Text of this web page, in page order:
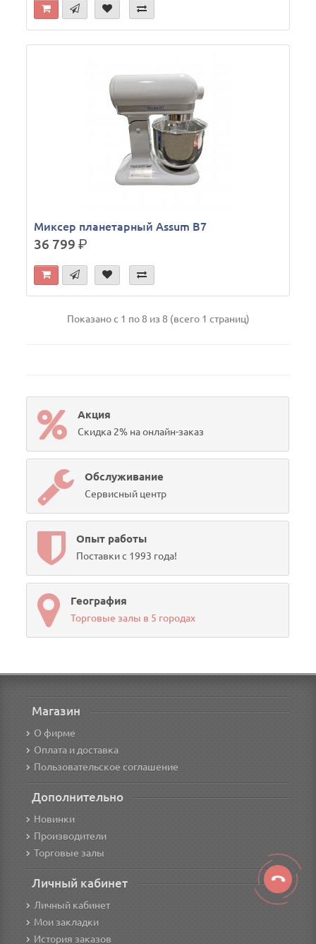
Миксер планетарный Assum B7
36 799р.
Показано с 1 по 8 из 8 (всего 1 страниц)
Акция
Скидка 2% на онлайн-заказ
Обслуживание
Сервисный центр
Опыт работы
Поставки с 1993 года!
География
Торговые залы в 5 городах
Магазин
О фирме
Оплата и доставка
Пользовательское соглашение
Дополнительно
Новинки
Производители
Торговые залы
Личный кабинет
Личный кабинет
Мои закладки
История заказов